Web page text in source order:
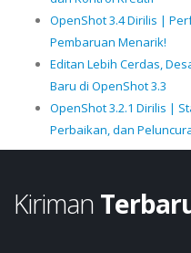
OpenShot 3.4 Dirilis |
Pembaruan Menarik!
Editan Lebih Cerdas,
Baru di OpenShot 3.3
OpenShot 3.2.1 Dirilis |
Perbaikan, dan
Kiriman